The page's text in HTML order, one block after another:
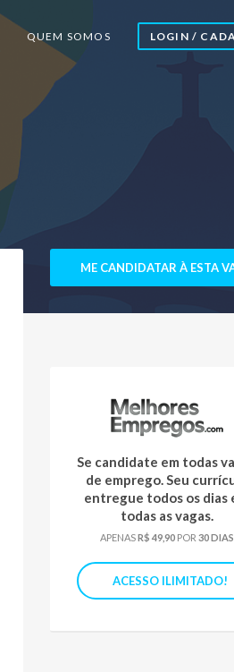
QUEM SOMOS LOGIN /
ME CANDIDATAR À ESTA
Se candidate em todas
de emprego. Seu
entregue todos os dias
todas as vagas.
APENASR$ 49,90POR 30 DIAS
ACESSO ILIMITADO!